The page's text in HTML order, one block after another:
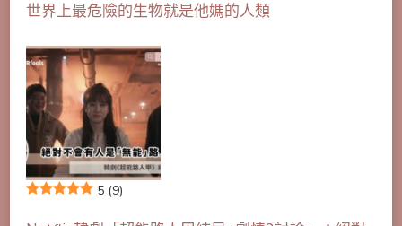
世界上最危險的生物就是他媽的人類
5 (9)